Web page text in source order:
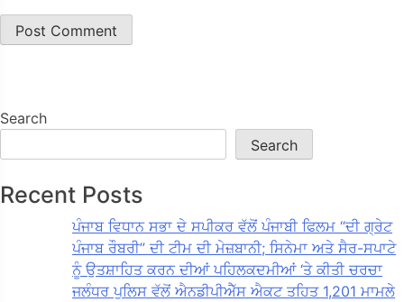
Search
Search
Recent Posts
ਪੰਜਾਬ ਵਿਧਾਨ ਸਭਾ ਦੇ ਸਪੀਕਰ ਵੱਲੋਂ ਪੰਜਾਬੀ ਫਿਲਮ “ਦੀ ਗ੍ਰੇਟ
ਪੰਜਾਬ ਰੌਬਰੀ” ਦੀ ਟੀਮ ਦੀ ਮੇਜ਼ਬਾਨੀ; ਸਿਨੇਮਾ ਅਤੇ ਸੈਰ-ਸਪਾਟੇ
ਨੂੰ ਉਤਸ਼ਾਹਿਤ ਕਰਨ ਦੀਆਂ ਪਹਿਲਕਦਮੀਆਂ ‘ਤੇ ਕੀਤੀ ਚਰਚਾ
ਜਲੰਧਰ ਪੁਲਿਸ ਵੱਲੋਂ ਐਨਡੀਪੀਐੱਸ ਐਕਟ ਤਹਿਤ 1,201 ਮਾਮਲੇ